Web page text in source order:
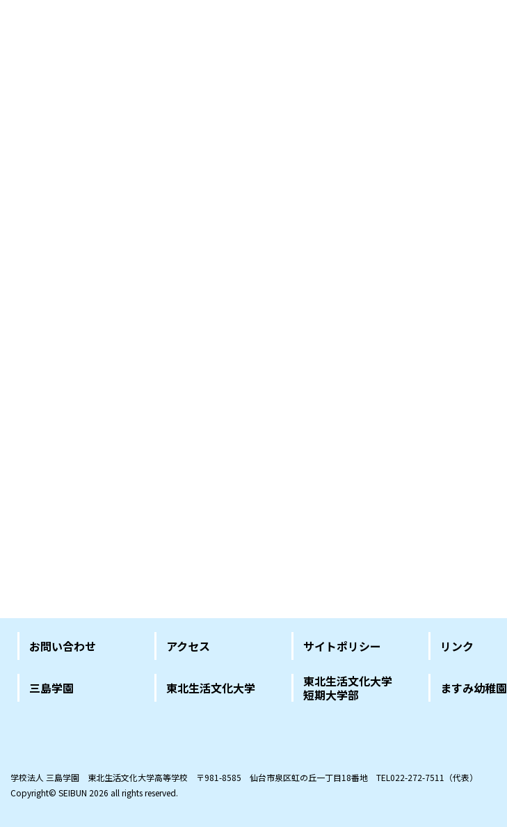
お問い合わせ アクセス サイトポリシー リンク
三島学園 東北生活文化大学
東北生活文化大学
短期大学部
ますみ幼稚園
学校法人 三島学園 東北生活文化大学高等学校 〒981-8585 仙台市泉区虹の丘一丁目18番地 TEL022-272-7511（代表）
Copyright© SEIBUN 2026 all rights reserved.